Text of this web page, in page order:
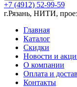
+7 (4912) 52-99-59
г.Рязань, НИТИ,
Главная
Каталог
Скидки
Новости и
О компании
Оплата и
Контакты